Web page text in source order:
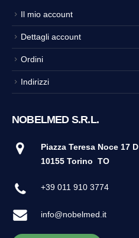
Il mio account
Dettagli account
Ordini
Indirizzi
NOBELMED S.R.L.
Piazza Teresa Noce 17 D
10155 Torino TO
+39 011 910 3774
info@nobelmed.it